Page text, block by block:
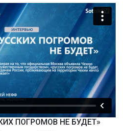
ПОГРОМОВ НЕ БУДЕТ»